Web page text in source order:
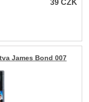
39CZK
James Bond 007